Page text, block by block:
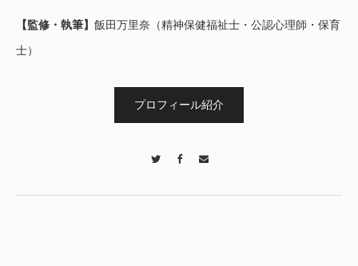
【監修・執筆】 飯田万里奈（精神保健福祉士・公認心理師・保育
士）
プロフィール紹介